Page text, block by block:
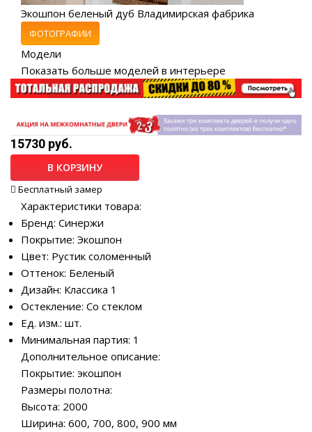
Экошпон беленый дуб Владимирская фабрика
ФОТОГРАФИИ
Модели
Показать больше моделей в интерьере
15730 руб.
В КОРЗИНУ
Бесплатный замер
Характеристики товара:
Бренд: Синержи
Покрытие: Экошпон
Цвет: Рустик соломенный
Оттенок: Беленый
Дизайн: Классика 1
Остекление: Со стеклом
Ед. изм.: шт.
Минимальная партия: 1
Дополнительное описание:
Покрытие: экошпон
Размеры полотна:
Высота: 2000
Ширина: 600, 700, 800, 900 мм